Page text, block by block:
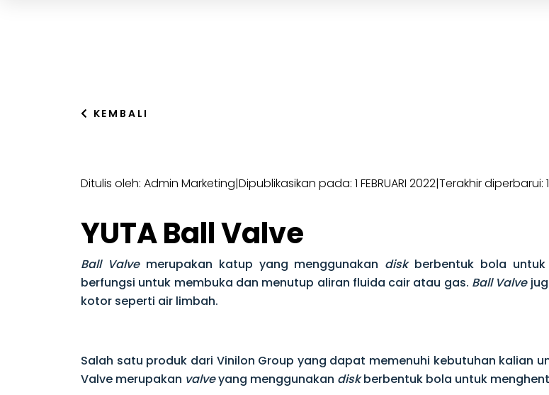
KEMBALI
Ditulis oleh: Admin Marketing|Dipublikasikan pada: 1 FEBRUARI 2022|Terakhir diperbarui:
YUTA Ball Valve
Ball Valvemerupakan katup yang menggunakan diskberbentuk bola untuk
berfungsi untuk membuka dan menutup aliran fluida cair atau gas. Ball Valve
kotor seperti air limbah.
Salah satu produk dari Vinilon Group yang dapat memenuhi kebutuhan kalian
Valve merupakan valveyang menggunakan diskberbentuk bola untuk